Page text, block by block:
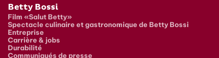
Pied de page
Betty Bossi
Film «Salut Betty»
Spectacle culinaire et gastronomique de Betty Bossi
Entreprise
Carrière & jobs
Durabilité
Communiqués de presse